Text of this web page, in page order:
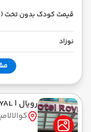
قیمت کودک بدون تخت
نوزاد
رویال | ROYAL